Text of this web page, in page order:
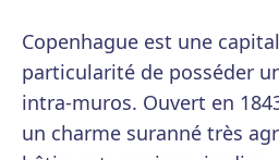
Copenhague est une
particularité de posséder
intra-muros. Ouvert en
un charme suranné très